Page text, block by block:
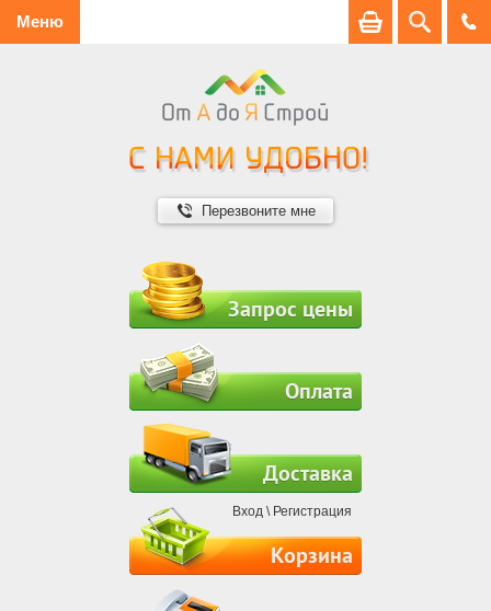
Меню
Перезвоните мне
Запрос цены
Оплата
Доставка
Корзина
Вход\ Регистрация